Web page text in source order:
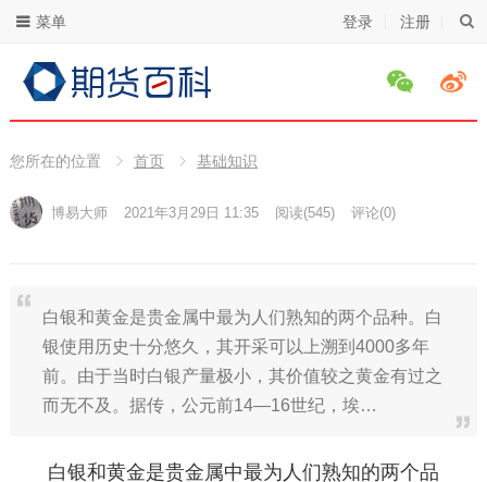
登录 注册
菜单
您所在的位置 首页 基础知识
博易大师 2021年3月29日 11:35 阅读(545) 评论(0)
白银和黄金是贵金属中最为人们熟知的两个品种。白
银使用历史十分悠久，其开采可以上溯到4000多年
前。由于当时白银产量极小，其价值较之黄金有过之
而无不及。据传，公元前14—16世纪，埃…
白银和黄金是贵金属中最为人们熟知的两个品